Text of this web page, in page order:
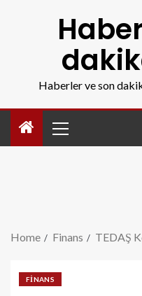
Haberler ve son
Home Finans TEDAŞ
FINANS